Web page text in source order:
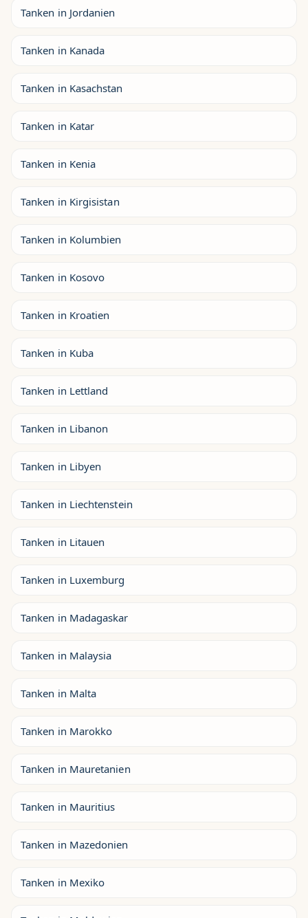
Tanken in Jordanien
Tanken in Kanada
Tanken in Kasachstan
Tanken in Katar
Tanken in Kenia
Tanken in Kirgisistan
Tanken in Kolumbien
Tanken in Kosovo
Tanken in Kroatien
Tanken in Kuba
Tanken in Lettland
Tanken in Libanon
Tanken in Libyen
Tanken in Liechtenstein
Tanken in Litauen
Tanken in Luxemburg
Tanken in Madagaskar
Tanken in Malaysia
Tanken in Malta
Tanken in Marokko
Tanken in Mauretanien
Tanken in Mauritius
Tanken in Mazedonien
Tanken in Mexiko